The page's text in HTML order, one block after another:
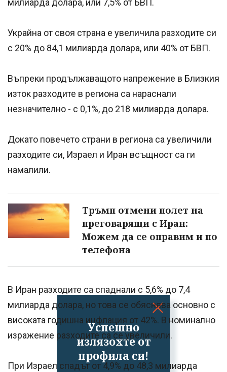
Успешно
излязохте от
профила си!
милиарда долара, или 7,5% от БВП.
Украйна от своя страна е увеличила разходите си
с 20% до 84,1 милиарда долара, или 40% от БВП.
Въпреки продължаващото напрежение в Близкия
изток разходите в региона са нараснали
незначително - с 0,1%, до 218 милиарда долара.
Докато повечето страни в региона са увеличили
разходите си, Израел и Иран всъщност са ги
намалили.
Тръмп отмени полет на
преговарящи с Иран:
Можем да се оправим и по
телефона
В Иран разходите са спаднали с 5,6% до 7,4
милиарда долара, но това се обяснява основно с
високата годишна инфлация от 42%. В номинално
изражение разходите са се увеличили.
При Израел спадът от 4,9% до 48,3 милиарда